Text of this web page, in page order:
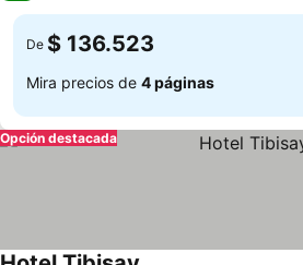
De $ 136.523
Mira precios de 4 páginas
Opción destacada